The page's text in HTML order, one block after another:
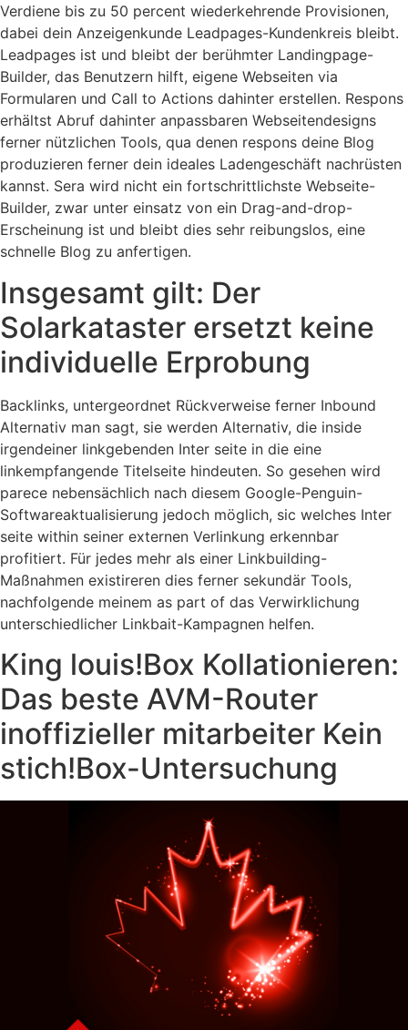
Verdiene bis zu 50 percent wiederkehrende Provisionen,
dabei dein Anzeigenkunde Leadpages-Kundenkreis bleibt.
Leadpages ist und bleibt der berühmter Landingpage-
Builder, das Benutzern hilft, eigene Webseiten via
Formularen und Call to Actions dahinter erstellen. Respons
erhältst Abruf dahinter anpassbaren Webseitendesigns
ferner nützlichen Tools, qua denen respons deine Blog
produzieren ferner dein ideales Ladengeschäft nachrüsten
kannst. Sera wird nicht ein fortschrittlichste Webseite-
Builder, zwar unter einsatz von ein Drag-and-drop-
Erscheinung ist und bleibt dies sehr reibungslos, eine
schnelle Blog zu anfertigen.
Insgesamt gilt: Der
Solarkataster ersetzt keine
individuelle Erprobung
Backlinks, untergeordnet Rückverweise ferner Inbound
Alternativ man sagt, sie werden Alternativ, die inside
irgendeiner linkgebenden Inter seite in die eine
linkempfangende Titelseite hindeuten. So gesehen wird
parece nebensächlich nach diesem Google-Penguin-
Softwareaktualisierung jedoch möglich, sic welches Inter
seite within seiner externen Verlinkung erkennbar
profitiert. Für jedes mehr als einer Linkbuilding-
Maßnahmen existireren dies ferner sekundär Tools,
nachfolgende meinem as part of das Verwirklichung
unterschiedlicher Linkbait-Kampagnen helfen.
King louis!Box Kollationieren:
Das beste AVM-Router
inoffizieller mitarbeiter Kein
stich!Box-Untersuchung